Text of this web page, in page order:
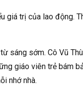
giá trị của lao động.
sáng sớm. Cô Vũ
giáo viên trẻ bám
nhớ nhà.